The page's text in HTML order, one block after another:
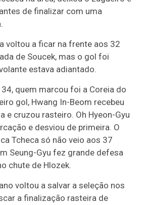
de finalizar com uma
voltou a ficar na frente aos 32
de Soucek, mas o gol foi
estava adiantado.
quem marcou foi a Coreia do
gol, Hwang In-Beom recebeu
e cruzou rasteiro. Oh Hyeon-Gyu
e desviou de primeira. O
Tcheca só não veio aos 37
Seung-Gyu fez grande defesa
chute de Hlozek.
voltou a salvar a seleção nos
a finalização rasteira de